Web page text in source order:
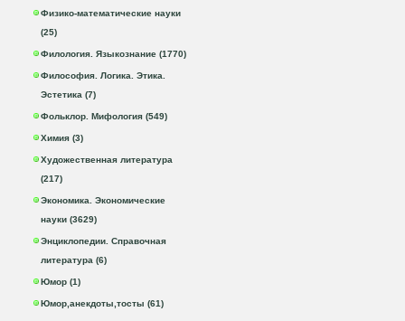
Физико-математические науки
(25)
Филология. Языкознание (1770)
Философия. Логика. Этика.
Эстетика (7)
Фольклор. Мифология (549)
Химия (3)
Художественная литература
(217)
Экономика. Экономические
науки (3629)
Энциклопедии. Справочная
литература (6)
Юмор (1)
Юмор,анекдоты,тосты (61)